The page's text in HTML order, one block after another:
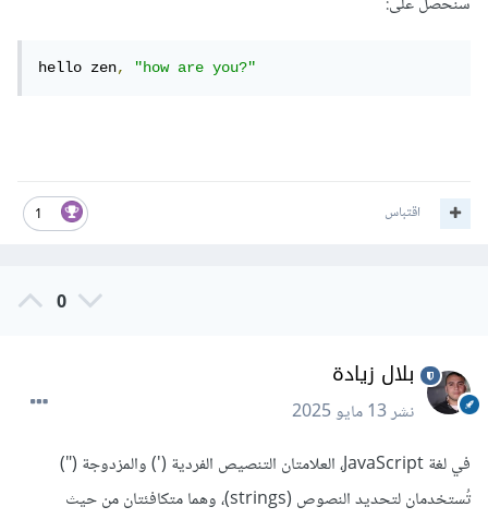
hello zen, "how are you?"
1 اقتباس
0
بلال زيادة
نشر13 مايو 2025
في لغة JavaScript، العلامتان التنصيص الفردية (') والمزدوجة (")
تُستخدمان لتحديد النصوص (strings)، وهما متكافئتان من حيث